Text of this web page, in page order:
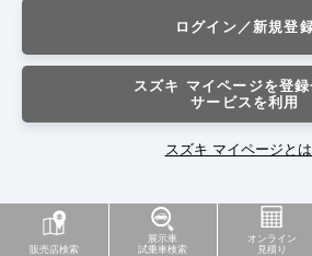
ログイン／新規登
スズキ マイページを登
サービスを利用
スズキ マイページとは
販売店検索
展示車
試乗車検索
オンライン
見積り